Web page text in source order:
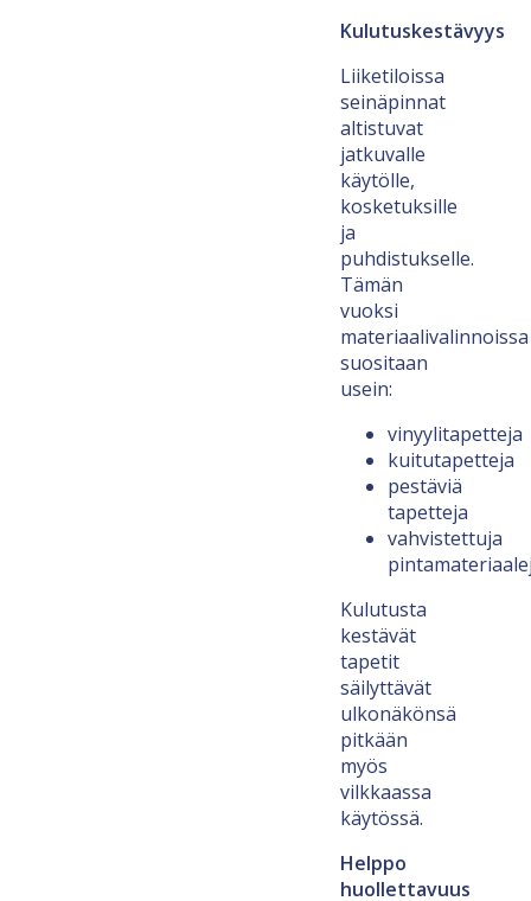
Kulutuskestävyys
Liiketiloissa
seinäpinnat
altistuvat
jatkuvalle
käytölle,
kosketuksille
ja
puhdistukselle.
Tämän
vuoksi
materiaalivalinnoissa
suositaan
usein:
vinyylitapetteja
kuitutapetteja
pestäviä
tapetteja
vahvistettuja
Kulutusta
kestävät
tapetit
säilyttävät
ulkonäkönsä
pitkään
myös
vilkkaassa
käytössä.
Helppo
huollettavuus